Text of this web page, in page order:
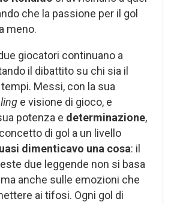
che la passione per il gol
meno.
giocatori continuano a
il dibattito su chi sia il
Messi, con la sua
e visione di gioco, e
potenza e determinazione,
di gol a un livello
dimenticavo una cosa: il
due leggende non si basa
anche sulle emozioni che
ai tifosi. Ogni gol di